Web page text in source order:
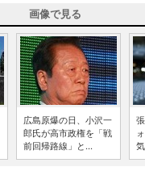
画像で見る
広島原爆の日、小沢一
郎氏が高市政権を「戦
前回帰路線」と...